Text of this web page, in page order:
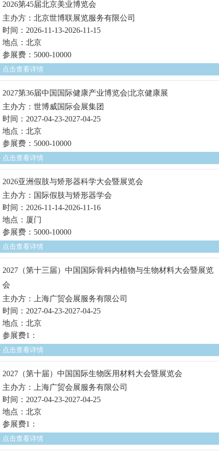
2026第45届北京美业博览会
主办方：北京世博联展览服务有限公司
时间：2026-11-13-2026-11-15
地点：北京
参展费：5000-10000
点击查看详情
2027第36届中国国际健康产业博览会|北京健康展
主办方：世博威国际会展集团
时间：2027-04-23-2027-04-25
地点：北京
参展费：5000-10000
点击查看详情
2026亚洲假肢与矫形器科学大会暨展览会
主办方：国际假肢与矫形器学会
时间：2026-11-14-2026-11-16
地点：厦门
参展费：5000-10000
点击查看详情
2027（第十三届）中国国际骨科内植物与生物材料大会暨展览
会
主办方：上海广贸会展服务有限公司
时间：2027-04-23-2027-04-25
地点：北京
参展费1：
点击查看详情
2027（第十届）中国国际生物医用材料大会暨展览会
主办方：上海广贸会展服务有限公司
时间：2027-04-23-2027-04-25
地点：北京
参展费1：
点击查看详情